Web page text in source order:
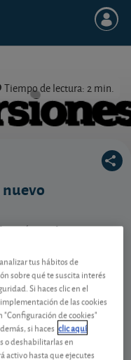
Tiempo de lectura: 2 min.
en el primer
a SOCIOS
tus hábitos de
sobre qué te suscita interés
Si haces clic en el
de las cookies
"Configuración de cookies"
si haces clic aquí
o deshabilitarlas en
activo hasta que ejecutes